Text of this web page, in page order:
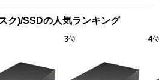
ク)/SSDの人気ランキング
3位 4